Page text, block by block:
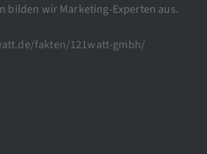
bilden wir Marketing-Experten aus.
fakten/121watt-gmbh/